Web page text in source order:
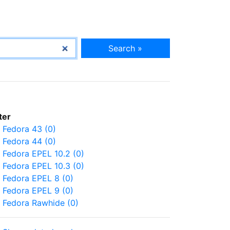
Search »
Fedora 43 (0)
Fedora 44 (0)
Fedora EPEL 10.2 (0)
Fedora EPEL 10.3 (0)
Fedora EPEL 8 (0)
Fedora EPEL 9 (0)
Fedora Rawhide (0)